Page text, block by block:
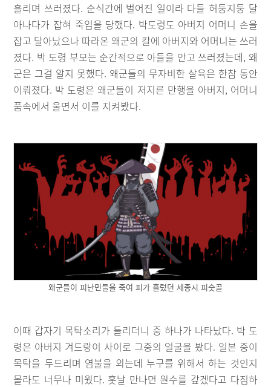
흘리며 쓰러졌다. 순식간에 벌어진 일이라 다들 허둥지둥 달
아나다가 잡혀 죽임을 당했다. 박도령도 아버지 어머니 손을
잡고 달아났으나 따라온 왜군의 칼에 아버지와 어머니는 쓰러
졌다. 박 도령 부모는 순간적으로 아들을 안고 쓰러졌는데, 왜
군은 그걸 알지 못했다. 왜군들의 무자비한 살육은 한참 동안
이뤄졌다. 박 도령은 왜군들이 저지른 만행을 아버지, 어머니
품속에서 울면서 이를 지켜봤다.
왜군들이 피난민들을 죽여 피가 흘렀던 세종시 피숫골
이때 갑자기 목탁소리가 들리더니 중 하나가 나타났다. 박 도
령은 아버지 겨드랑이 사이로 그중의 얼굴을 봤다. 일본 중이
목탁을 두드리며 염불을 외는데 누구를 위해서 하는 것인지
몰라도 너무나 미웠다. 훗날 만나면 원수를 갚겠다고 다짐하